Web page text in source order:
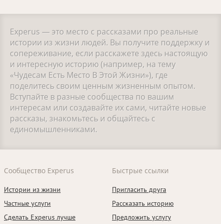
Experus — это место с рассказами про реальные
истории из жизни людей. Вы получите поддержку и
сопереживание, если расскажете здесь настоящую
и интересную историю (например, на тему
«Чудесам Есть Место В Этой Жизни»), где
поделитесь своим ценным жизненным опытом.
Вступайте в разные сообщества по вашим
интересам или создавайте их сами, читайте новые
рассказы, знакомьтесь и общайтесь с
единомышленниками.
Сообщество Experus
Истории из жизни
Частные услуги
Сделать Experus лучше
Быстрые ссылки
Пригласить друга
Рассказать историю
Предложить услугу